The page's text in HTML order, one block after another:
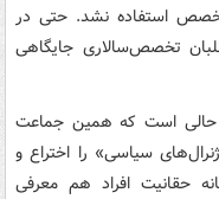
استفاده نشد. حتی در
تخصص‌سالاری جایگاهی
حالی است که همین جماعت
سیاسی» را اختراع و
حقانیت افراد هم معرفی